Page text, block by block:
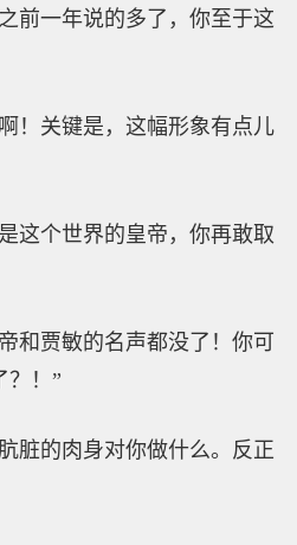
前一年说的多了，你至于这
！关键是，这幅形象有点儿
这个世界的皇帝，你再敢取
和贾敏的名声都没了！你可
？！”
脏的肉身对你做什么。反正